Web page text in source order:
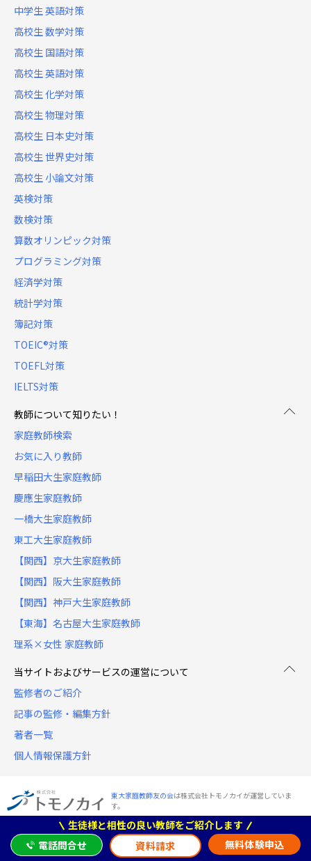
生徒様と相性の良い教師をご紹介します
電話問合せ
資料請求 無料体験申込
中学生 英語対策
高校生 数学対策
高校生 国語対策
高校生 英語対策
高校生 化学対策
高校生 物理対策
高校生 日本史対策
高校生 世界史対策
高校生 小論文対策
英検対策
数検対策
算数オリンピック対策
プログラミング対策
経済学対策
統計学対策
簿記対策
TOEIC®対策
TOEFL対策
IELTS対策
教師について知りたい！
家庭教師検索
お気に入り教師
早稲田大生家庭教師
慶應生家庭教師
一橋大生家庭教師
東工大生家庭教師
【関西】京大生家庭教師
【関西】阪大生家庭教師
【関西】神戸大生家庭教師
【東海】名古屋大生家庭教師
理系×女性 家庭教師
当サイトおよびサービスの運営について
監修者のご紹介
記事の監修・編集方針
著者一覧
個人情報保護方針
東大家庭教師友の会は株式会社トモノカイが運営していま
す。
トモノカイは、成長を通じ、『次の時代の価値を創り出す人間を輩出』していくことを理念と
しています。日本中の世界中の"成長したいと願っている人"や"学びたいと思っている人"に、
たくさんの成長機会を創出していきます。